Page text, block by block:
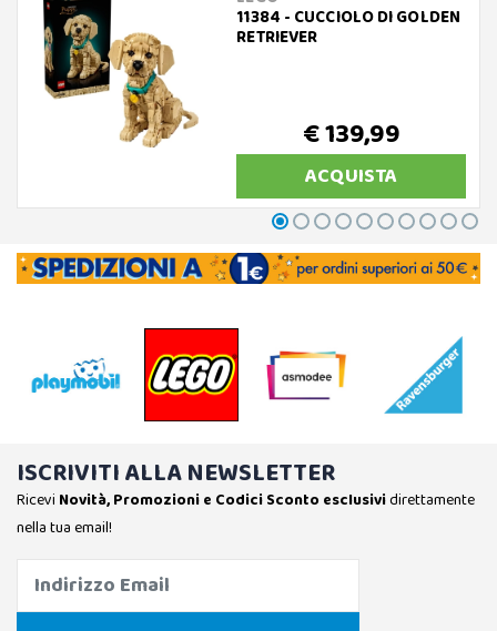
11384 - CUCCIOLO DI GOLDEN
RETRIEVER
€ 139,99
ACQUISTA
ISCRIVITI ALLA NEWSLETTER
Ricevi Novità, Promozioni e Codici Sconto esclusividirettamente
nella tua email!